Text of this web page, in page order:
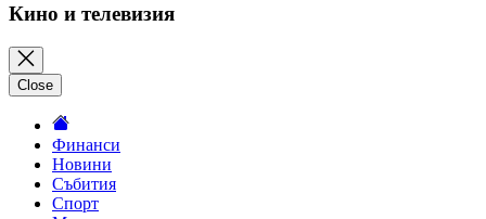
Кино и телевизия
Close
Финанси
Новини
Събития
Спорт